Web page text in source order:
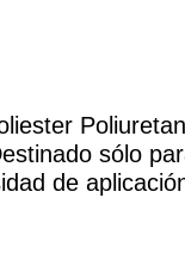
sólo
de